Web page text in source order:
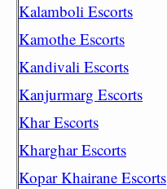
Kalamboli Escorts
Kamothe Escorts
Kandivali Escorts
Kanjurmarg Escorts
Khar Escorts
Kharghar Escorts
Kopar Khairane Escorts